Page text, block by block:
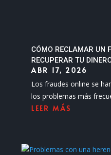
CÓMO RECLAMAR UN
RECUPERAR TU
ABR 17, 2026
Los fraudes online se
los problemas más
LEER MÁS